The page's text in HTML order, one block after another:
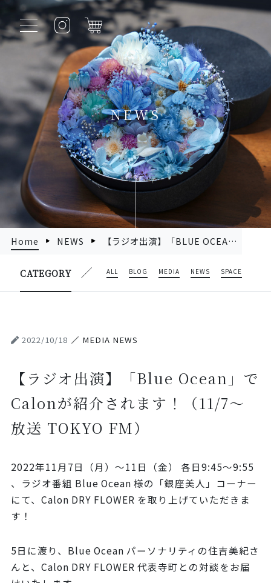
NEWS
Home NEWS 【ラジオ出演】「BLUE OCEAN」でCALONが紹介されます！（11/7〜放送 TOKYO FM）
CATEGORY ALL BLOG MEDIA NEWS SPACE
2022/10/18 MEDIA NEWS
【ラジオ出演】「Blue Ocean」で
Calonが紹介されます！（11/7〜
放送 TOKYO FM）
2022年11月7日（月）〜11日（金） 各日9:45～9:55
、ラジオ番組 Blue Ocean 様の「銀座美人」コーナー
にて、Calon DRY FLOWER を取り上げていただきま
す！
5日に渡り、Blue Ocean パーソナリティの住吉美紀さ
んと、Calon DRY FLOWER 代表寺町との対談をお届